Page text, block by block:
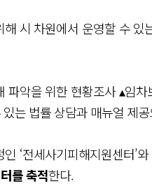
해 시 차원에서 운영할 수
파악을 위한 현황조사 ▴임
는 법률 상담과 매뉴얼 제
‘전세사기피해지원센터’
를 축적한다.